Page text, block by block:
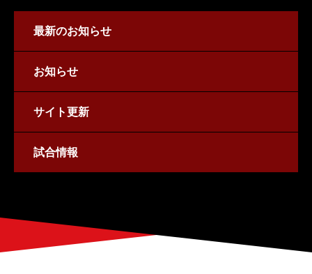
最新のお知らせ
お知らせ
サイト更新
試合情報